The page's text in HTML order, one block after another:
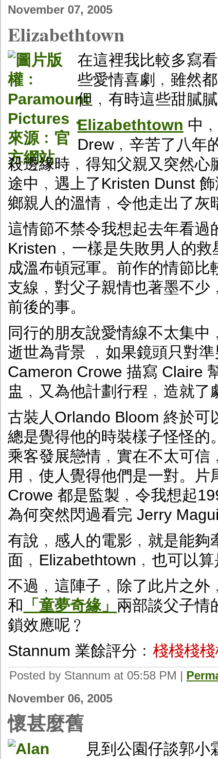
November 07, 2005
Elizabethtown
在這裡我比較多寫
些愛情喜劇﹐雖然
但﹐有時這些甜膩
Elizabethtown 中
Drew﹐辛苦了八年
殺邊緣時﹐得知父親又突然
途中﹐遇上了Kristen Dunst
鄉親人的溫情﹐令他走出了灰
這情節不禁令我想起去年看過
Kristen﹐一樣是失敗男人的
成溫布頓冠軍。前作的情節
支線﹐對父子親情也著墨不
前後的事。
同行的朋友說愛情線不太集
逝世為背景 ﹐如果鏡頭只對
Cameron Crowe 描寫 Claire
盅﹐又為他計劃行程﹐造就了
古裝人Orlando Bloom 終於可
總是覺得他的時裝樣子怪怪
乘客發展戀情﹐實在不太可
用﹐使人覺得他們是一對。
Crowe 都是監製﹐令我想起
為何突然閃過看完 Jerry
有說﹐感人的電影﹐就是能
面﹐Elizabethtown﹐也可以
不過﹐這陣子﹐除了此片之外
和 「童夢奇緣」 兩部談父子情
鎖效應呢﹖
Stannum 業餘評分﹕ 棧棧棧
Posted by Stannum at 05:58 PM |
November 06, 2005
懷甚麼舊
見到公園仔談郭